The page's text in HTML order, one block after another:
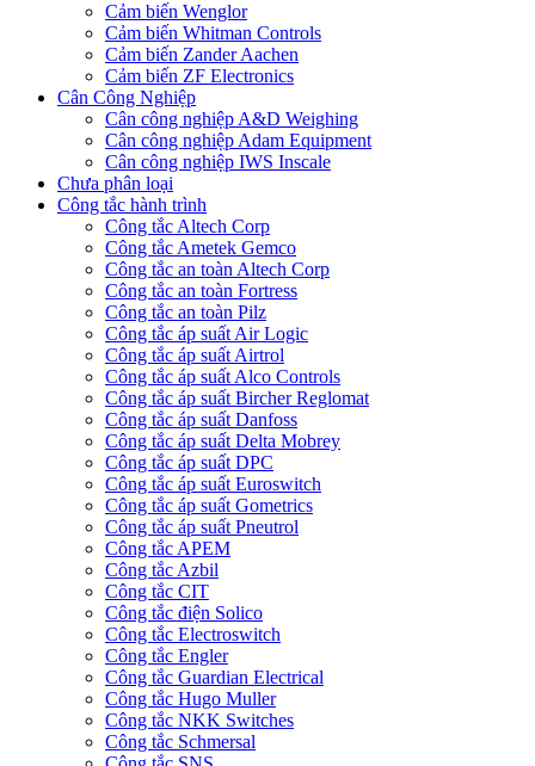
Cảm biến Wenglor
Cảm biến Whitman Controls
Cảm biến Zander Aachen
Cảm biến ZF Electronics
Cân Công Nghiệp
Cân công nghiệp A&D Weighing
Cân công nghiệp Adam Equipment
Cân công nghiệp IWS Inscale
Chưa phân loại
Công tắc hành trình
Công tắc Altech Corp
Công tắc Ametek Gemco
Công tắc an toàn Altech Corp
Công tắc an toàn Fortress
Công tắc an toàn Pilz
Công tắc áp suất Air Logic
Công tắc áp suất Airtrol
Công tắc áp suất Alco Controls
Công tắc áp suất Bircher Reglomat
Công tắc áp suất Danfoss
Công tắc áp suất Delta Mobrey
Công tắc áp suất DPC
Công tắc áp suất Euroswitch
Công tắc áp suất Gometrics
Công tắc áp suất Pneutrol
Công tắc APEM
Công tắc Azbil
Công tắc CIT
Công tắc điện Solico
Công tắc Electroswitch
Công tắc Engler
Công tắc Guardian Electrical
Công tắc Hugo Muller
Công tắc NKK Switches
Công tắc Schmersal